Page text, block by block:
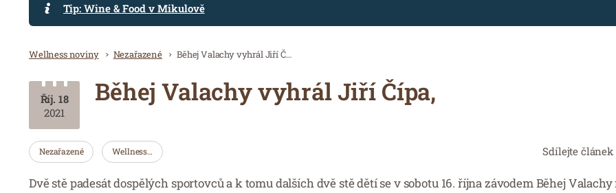
Tip: Wine & Food v Mikulově
Drobečková navigace
Wellness noviny Nezařazené Běhej Valachy vyhrál Jiří Čípa,
Říj. 18
2021
Běhej Valachy vyhrál Jiří Čípa,
Sdílejte článek
Nezařazené Wellness…
Dvě stě padesát dospělých sportovců a k tomu dalších dvě stě dětí se v sobotu 16. října závodem Běhej